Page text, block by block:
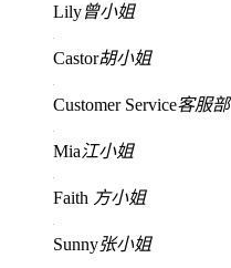
Lily曾小姐
Castor胡小姐
Customer Service客服部
Mia江小姐
Faith 方小姐
Sunny张小姐